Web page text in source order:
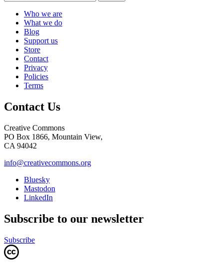
Who we are
What we do
Blog
Support us
Store
Contact
Privacy
Policies
Terms
Contact Us
Creative Commons
PO Box 1866, Mountain View,
CA 94042
info@creativecommons.org
Bluesky
Mastodon
LinkedIn
Subscribe to our newsletter
Subscribe